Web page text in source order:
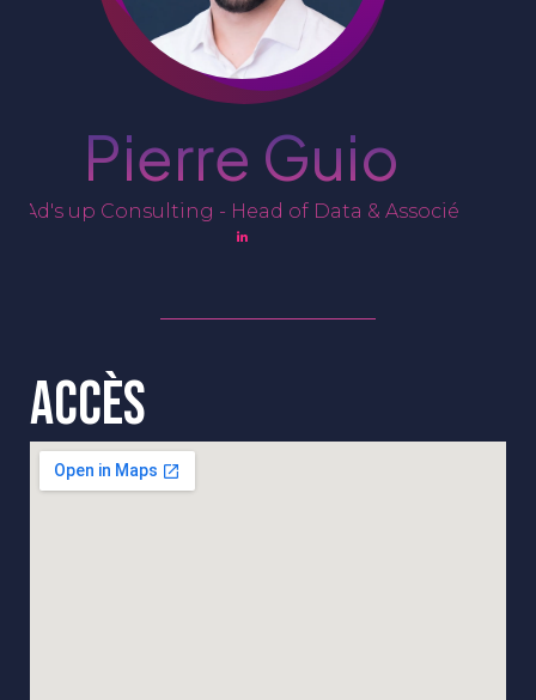
Pierre Guio
Ad's up Consulting - Head of Data & Associé
Accès